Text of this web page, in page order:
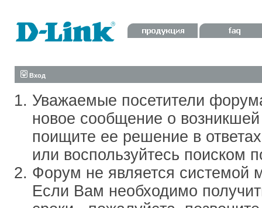
Вход
Уважаемые посетители
новое сообщение о
поищите ее решение в
или воспользуйтесь поиском
Форум не является системой
Если Вам необходимо